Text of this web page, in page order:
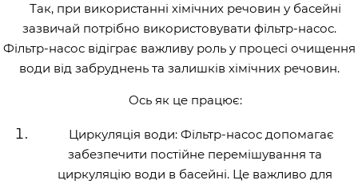
Так, при використанні хімічних речовин у басейні
зазвичай потрібно використовувати фільтр-насос.
Фільтр-насос відіграє важливу роль у процесі очищення
води від забруднень та залишків хімічних речовин.
Ось як це працює:
Циркуляція води: Фільтр-насос допомагає
забезпечити постійне перемішування та
циркуляцію води в басейні. Це важливо для